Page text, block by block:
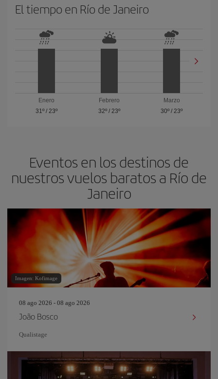
El tiempo en Río de Janeiro
Enero
31º/ 23º
Febrero
32º/ 23º
Marzo
30º /23º
Eventos en los destinos de
nuestros vuelos baratos a Río de
Janeiro
Imagen: Kofimage
08 ago 2026 - 08 ago 2026
João Bosco
Qualistage